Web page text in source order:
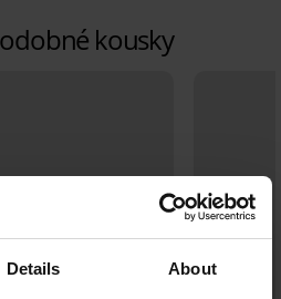
Details About
kousky